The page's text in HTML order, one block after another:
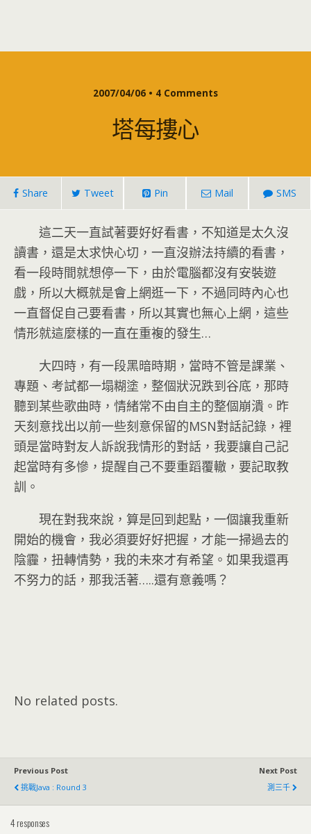
2007/04/06 • 4 Comments
塔每摟心
Share Tweet Pin Mail SMS
這二天一直試著要好好看書，不知道是太久沒
讀書，還是太求快心切，一直沒辦法持續的看書，
看一段時間就想停一下，由於電腦都沒有安裝遊
戲，所以大概就是會上網逛一下，不過同時內心也
一直督促自己要看書，所以其實也無心上網，這些
情形就這麼樣的一直在重複的發生…
大四時，有一段黑暗時期，當時不管是課業、
專題、考試都一塌糊塗，整個狀況跌到谷底，那時
聽到某些歌曲時，情緒常不由自主的整個崩潰。昨
天刻意找出以前一些刻意保留的MSN對話記錄，裡
頭是當時對友人訴說我情形的對話，我要讓自己記
起當時有多慘，提醒自己不要重蹈覆轍，要記取教
訓。
現在對我來說，算是回到起點，一個讓我重新
開始的機會，我必須要好好把握，才能一掃過去的
陰霾，扭轉情勢，我的未來才有希望。如果我還再
不努力的話，那我活著…..還有意義嗎？
No related posts.
Previous Post
挑戰Java : Round 3
Next Post
測三千
4 responses